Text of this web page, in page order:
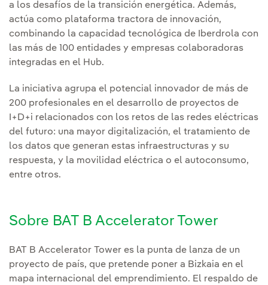
a los desafíos de la transición energética. Además,
actúa como plataforma tractora de innovación,
combinando la capacidad tecnológica de Iberdrola con
las más de 100 entidades y empresas colaboradoras
integradas en el Hub.
La iniciativa agrupa el potencial innovador de más de
200 profesionales en el desarrollo de proyectos de
I+D+i relacionados con los retos de las redes eléctricas
del futuro: una mayor digitalización, el tratamiento de
los datos que generan estas infraestructuras y su
respuesta, y la movilidad eléctrica o el autoconsumo,
entre otros.
Sobre BAT B Accelerator Tower
BAT B Accelerator Tower es la punta de lanza de un
proyecto de país, que pretende poner a Bizkaia en el
mapa internacional del emprendimiento. El respaldo de